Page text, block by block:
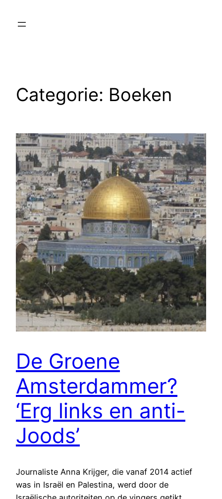
naar
Categorie: Boeken
De Groene
Amsterdammer?
‘Erg links en anti-
Joods’
Journaliste Anna Krijger, die vanaf 2014 actief
was in Israël en Palestina, werd door de